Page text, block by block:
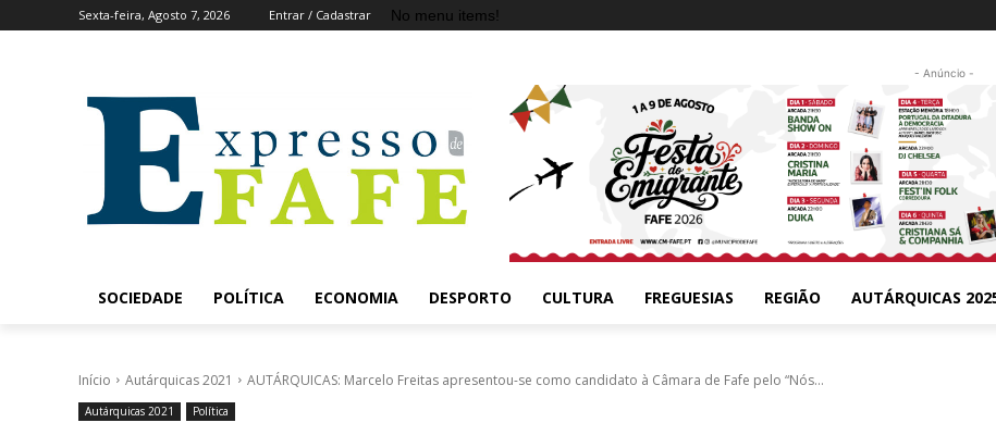
Sexta-feira, Agosto 7, 2026 Entrar / Cadastrar No menu items!
- Anúncio -
SOCIEDADE POLÍTICA ECONOMIA DESPORTO CULTURA FREGUESIAS REGIÃO AUTÁRQUICAS
Início Autárquicas 2021 AUTÁRQUICAS: Marcelo Freitas apresentou-se como candidato à Câmara de Fafe pelo “Nós...
Autárquicas 2021 Política